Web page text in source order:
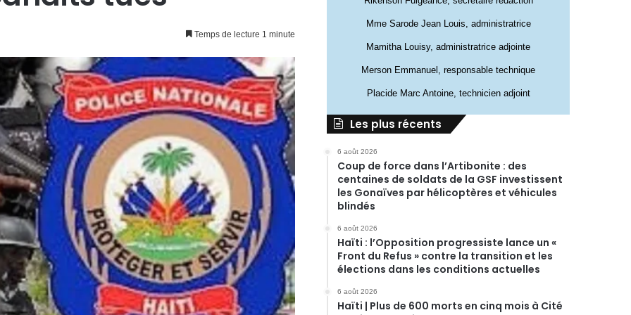
Temps de lecture 1 minute
Mme Sarode Jean Louis, administratrice
Mamitha Louisy, administratrice adjointe
Merson Emmanuel, responsable technique
Placide Marc Antoine, technicien adjoint
Les plus récents
6 août 2026
Coup de force dans l’Artibonite : des
centaines de soldats de la GSF investissent
les Gonaïves par hélicoptères et véhicules
blindés
6 août 2026
Haïti : l’Opposition progressiste lance un «
Front du Refus » contre la transition et les
élections dans les conditions actuelles
6 août 2026
Haïti | Plus de 600 morts en cinq mois à Cité